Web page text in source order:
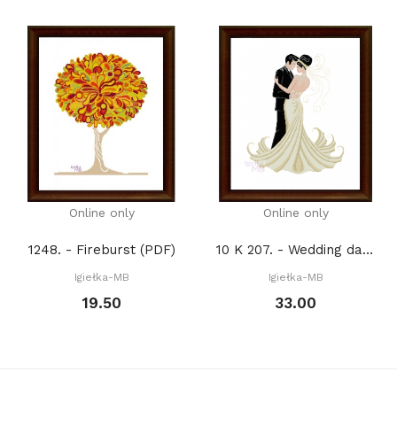
Online only
1248. - Fireburst (PDF)
Igiełka-MB
19.50
Online only
10 K 207. - Wedding dance (PDF)
Igiełka-MB
33.00